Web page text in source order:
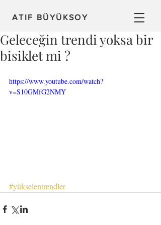
ATIF BÜYÜKSOY
Geleceğin trendi yoksa bir
bisiklet mi ?
https://www.youtube.com/watch?
v=S10GMfG2NMY
#yükselentrendler